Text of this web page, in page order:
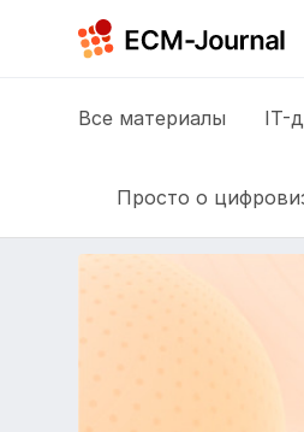
Все материалы IT-
Просто о